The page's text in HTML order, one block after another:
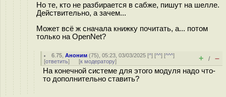
Но те, кто не разбирается в сабже, пишут на шелле.
Действительно, а зачем...
Может всё ж сначала книжку почитать, а... потом
только на OpenNet?
6.75 ,Аноним (75), 05:23, 03/03/2025 [^] [^^] [^^^]
[ответить] [к модератору] + / –
На конечной системе для этого модуля надо что-
то дополнительно ставить?